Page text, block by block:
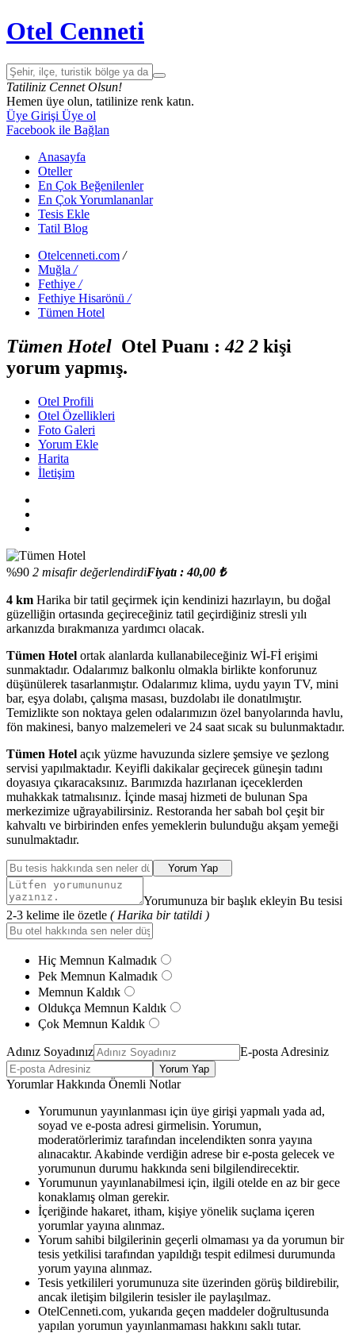
Otel Cenneti
Tatiliniz Cennet Olsun!
Hemen üye olun, tatilinize renk katın.
Üye Girişi Üye ol
Facebook ile Bağlan
Anasayfa
Oteller
En Çok Beğenilenler
En Çok Yorumlananlar
Tesis Ekle
Tatil Blog
Otelcenneti.com /
Muğla /
Fethiye /
Fethiye Hisarönü /
Tümen Hotel
Tümen Hotel Otel Puanı :42 2 kişi
yorum yapmış.
Otel Profili
Otel Özellikleri
Foto Galeri
Yorum Ekle
Harita
İletişim
%90 2 misafir değerlendirdiFiyatı : 40,00 ₺
4 km Harika bir tatil geçirmek için kendinizi hazırlayın, bu doğal
güzelliğin ortasında geçireceğiniz tatil geçirdiğiniz stresli yılı
arkanızda bırakmanıza yardımcı olacak.
Tümen Hotel ortak alanlarda kullanabileceğiniz Wİ-Fİ erişimi
sunmaktadır. Odalarımız balkonlu olmakla birlikte konforunuz
düşünülerek tasarlanmıştır. Odalarımız klima, uydu yayın TV, mini
bar, eşya dolabı, çalışma masası, buzdolabı ile donatılmıştır.
Temizlikte son noktaya gelen odalarımızın özel banyolarında havlu,
fön makinesi, banyo malzemeleri ve 24 saat sıcak su bulunmaktadır.
Tümen Hotel açık yüzme havuzunda sizlere şemsiye ve şezlong
servisi yapılmaktadır. Keyifli dakikalar geçirecek güneşin tadını
doyasıya çıkaracaksınız. Barımızda hazırlanan içeceklerden
muhakkak tatmalısınız. İçinde masaj hizmeti de bulunan Spa
merkezimize uğrayabilirsiniz. Restoranda her sabah bol çeşit bir
kahvaltı ve birbirinden enfes yemeklerin bulunduğu akşam yemeği
sunulmaktadır.
Yorum Yap
Yorumunuza bir başlık ekleyin Bu tesisi
2-3 kelime ile özetle ( Harika bir tatildi )
Hiç Memnun Kalmadık
Pek Memnun Kalmadık
Memnun Kaldık
Oldukça Memnun Kaldık
Çok Memnun Kaldık
Adınız Soyadınız E-posta Adresiniz
Yorum Yap
Yorumlar Hakkında Önemli Notlar
Yorumunun yayınlanması için üye girişi yapmalı yada ad,
soyad ve e-posta adresi girmelisin. Yorumun,
moderatörlerimiz tarafından incelendikten sonra yayına
alınacaktır. Akabinde verdiğin adrese bir e-posta gelecek ve
yorumunun durumu hakkında seni bilgilendirecektir.
Yorumunun yayınlanabilmesi için, ilgili otelde en az bir gece
konaklamış olman gerekir.
İçeriğinde hakaret, itham, kişiye yönelik suçlama içeren
yorumlar yayına alınmaz.
Yorum sahibi bilgilerinin geçerli olmaması ya da yorumun bir
tesis yetkilisi tarafından yapıldığı tespit edilmesi durumunda
yorum yayına alınmaz.
Tesis yetkilileri yorumunuza site üzerinden görüş bildirebilir,
ancak iletişim bilgilerin tesisler ile paylaşılmaz.
OtelCenneti.com, yukarıda geçen maddeler doğrultusunda
yapılan yorumun yayınlanmaması hakkını saklı tutar.